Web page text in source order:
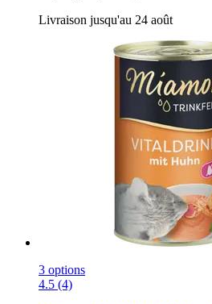
Livraison jusqu'au 24 août
3 options
4.5 (4)